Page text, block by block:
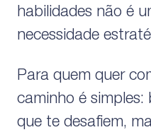
habilidades não é
necessidade
Para quem quer
caminho é simples:
que te desafiem,